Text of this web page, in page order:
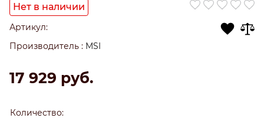
Нет в наличии
Артикул:
Производитель : MSI
17 929 руб.
Количество: